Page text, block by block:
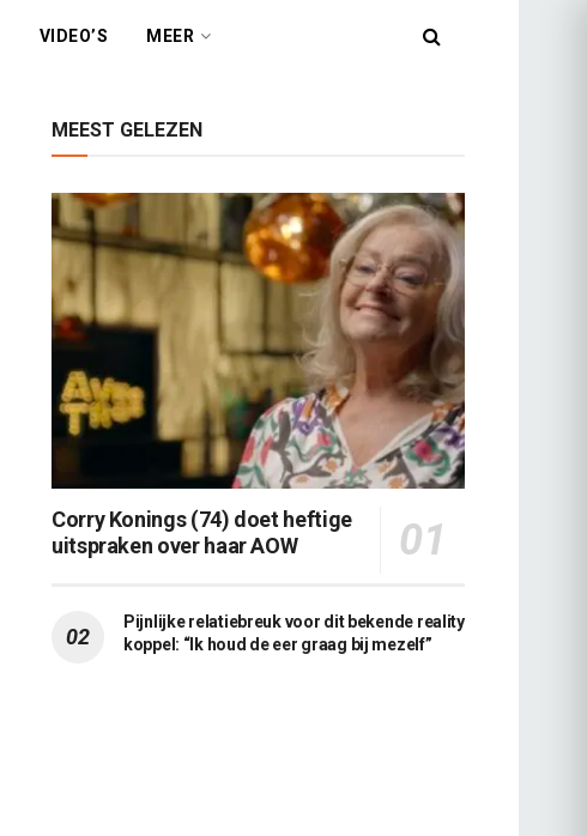
VIDEO’S MEER
MEEST GELEZEN
Corry Konings (74) doet heftige
uitspraken over haar AOW
Pijnlijke relatiebreuk voor dit bekende reality
koppel: “Ik houd de eer graag bij mezelf”